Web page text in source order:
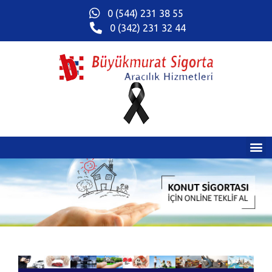
0 (544) 231 38 55
0 (342) 231 32 44